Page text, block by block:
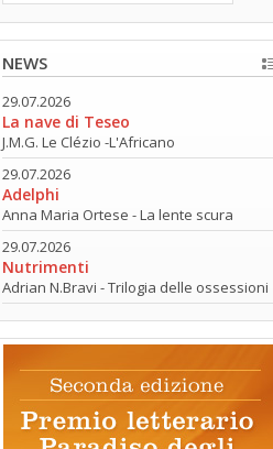
NEWS
29.07.2026
La nave di Teseo
J.M.G. Le Clézio -L'Africano
29.07.2026
Adelphi
Anna Maria Ortese - La lente scura
29.07.2026
Nutrimenti
Adrian N.Bravi - Trilogia delle ossessioni